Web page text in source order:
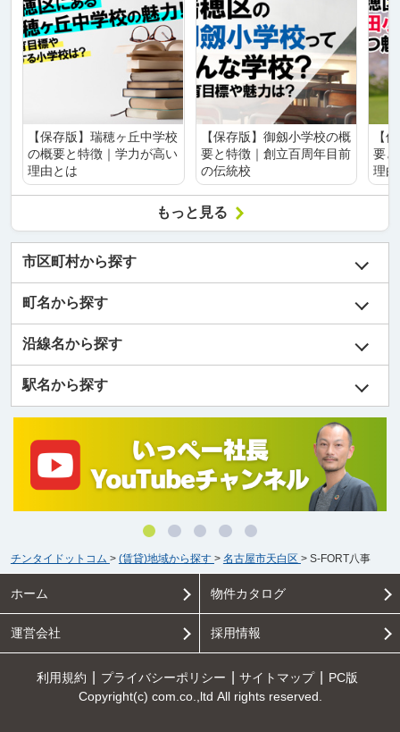
【保存版】瑞穂ヶ丘中学校
の概要と特徴｜学力が高い
理由とは
【保存版】御劔小学校の概
要と特徴｜創立百周年目前
の伝統校
【
要
理
もっと見る
市区町村から探す
町名から探す
沿線名から探す
駅名から探す
チンタイドットコム > (賃貸)地域から探す > 名古屋市天白区 > S-FORT八事
ホーム 物件カタログ
運営会社 採用情報
利用規約 プライバシーポリシー サイトマップ
PC版
Copyright(c) com.co.,ltd All rights reserved.